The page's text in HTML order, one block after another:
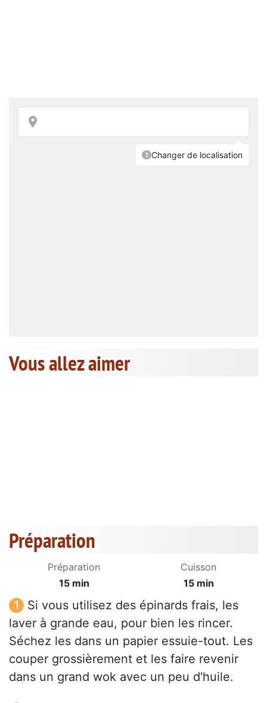
Vous allez aimer
Préparation
Préparation
15 min
Cuisson
15 min
Si vous utilisez des épinards frais, les
laver à grande eau, pour bien les rincer.
Séchez les dans un papier essuie-tout. Les
couper grossièrement et les faire revenir
dans un grand wok avec un peu d'huile.